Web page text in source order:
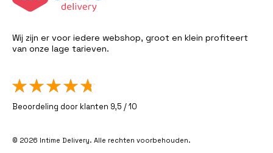
Wij zijn er voor iedere webshop, groot en klein profiteert
van onze lage tarieven.
Beoordeling door klanten 9,5 / 10
© 2026 Intime Delivery. Alle rechten voorbehouden.